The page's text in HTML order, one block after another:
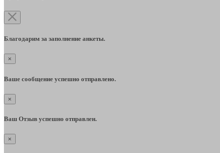
Благодарим за заполнение анкеты.
×
Ваше сообщение успешно отправлено.
×
Ваш Отзыв успешно отправлен.
×